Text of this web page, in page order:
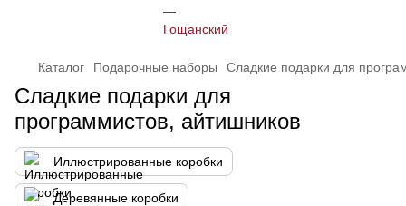
Каталог Подарочные наборы Сладкие подарки для
Сладкие подарки для
программистов, айтишников
Иллюстрированные коробки
Деревянные коробки